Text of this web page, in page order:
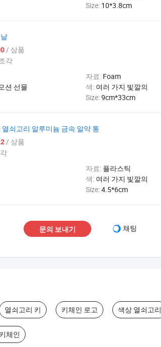
Size: 10*3.8cm
/ 상품
각
자료: Foam
션 선물 색: 여러 가지 빛깔의
Size:9cm*33cm
쇠고리 알루미늄 금속 알약 통
/ 상품
자료: 플라스틱
색: 여러 가지 빛깔의
Size:4.5*6cm
문의 보내기 채팅
열쇠고리 키 키체인 로고 색상 열쇠고리
체인